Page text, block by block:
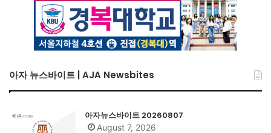
아자 뉴스바이트 | AJA Newsbites
아자뉴스바이트 20260807
August 7, 2026